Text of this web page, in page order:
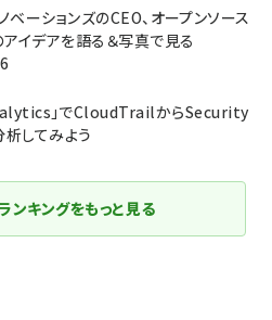
ベーションズのCEO、オープンソース
イデアを語る＆写真で見る
」でCloudTrailからSecurity
してみよう
ンキングをもっと見る